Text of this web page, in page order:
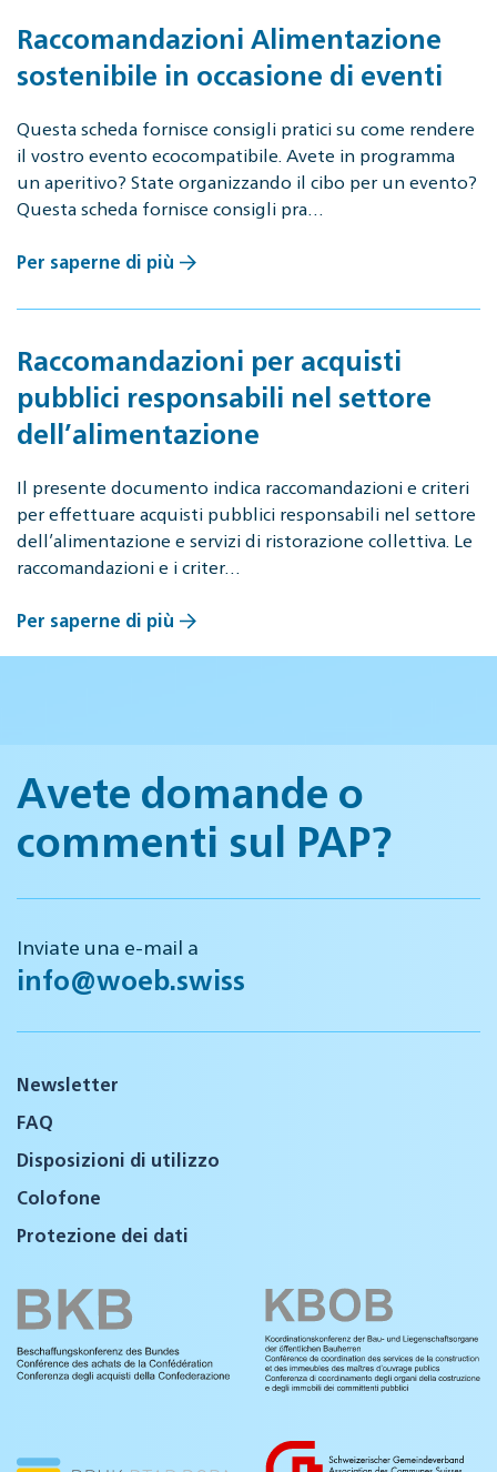
Raccomandazioni Alimentazione
sostenibile in occasione di eventi
Questa scheda fornisce consigli pratici su come rendere
il vostro evento ecocompatibile. Avete in programma
un aperitivo? State organizzando il cibo per un evento?
Questa scheda fornisce consigli pra…
Per saperne di più
Raccomandazioni per acquisti
pubblici responsabili nel settore
dell’alimentazione
Il presente documento indica raccomandazioni e criteri
per effettuare acquisti pubblici responsabili nel settore
dell’alimentazione e servizi di ristorazione collettiva. Le
raccomandazioni e i criter…
Per saperne di più
Avete domande o
commenti sul PAP?
Inviate una e-mail a
info@woeb.swiss
Newsletter
FAQ
Disposizioni di utilizzo
Colofone
Protezione dei dati